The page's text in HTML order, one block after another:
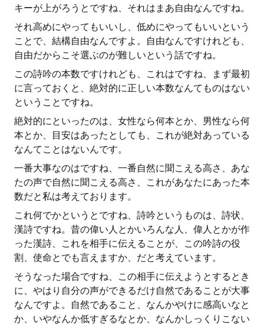
キーが上がろうとですね、それはまあ自由なんですね。
それ高めにやってもいいし、低めにやってもいいという
ことで、結構自由なんですよ。自由なんですけれども、
自由だからこそ選ぶのが難しいという話ですね。
この詩吟の本数ですけれども、これはですね、まず最初
に言っておくと、絶対的に正しい本数なんてものはない
ということですね。
絶対的にといったのは、女性なら何本とか、男性なら何
本とか、目安はあったとしても、これが絶対あっている
なんてことはないんです。
一番大事なのはですね、一番自然に聞こえる高さ、あな
たの声で自然に聞こえる高さ、これがあなたにあった本
数だと私は考えております。
これ何でかというとですね、詩吟というものは、詩状、
漢詩ですね。昔の偉い人とかいろんな人、偉人とかが作
った漢詩、これを相手に伝えることが、この吟詩の役
割、使命とでも言えますか、だと考えています。
そうなった場合ですね、この相手に伝えようとするとき
に、やはり自分の声ができるだけ自然であることが大事
なんですよ。自然であること、なんかやけに感高いなと
か、いやなんか低すぎるなとか、なんかしっくりこない